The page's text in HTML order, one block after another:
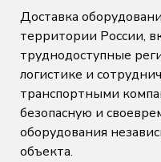
Доставка
территории России,
труднодоступные
логистике и
транспортными
безопасную и
оборудования
объекта.